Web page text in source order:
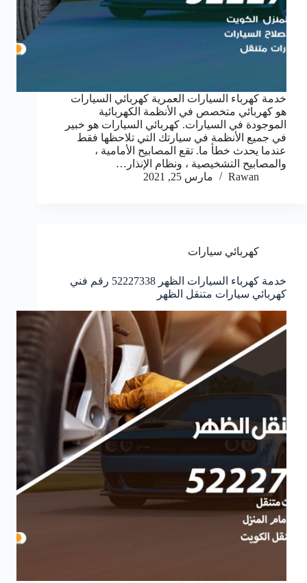
خدمة كهرباء السيارات العمرية كهربائي السيارات
هو كهربائي متخصص في الأنظمة الكهربائية
الموجودة في السيارات. كهربائي السيارات هو خبير
في جميع الأنظمة في سيارتك التي تلاحظها فقط
عندما يحدث خطأ ما. تقع المصابيح الأمامية ،
والمصابيح التشخيصية ، ونظام الإنذار…
Rawan
مارس 25, 2021
كهربائي سيارات
خدمة كهرباء السيارات الظهر 52227338 رقم فني
كهربائي سيارات متنقل الظهر